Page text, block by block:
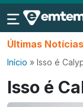
Últimas Notícias
Início » Isso é
Isso é